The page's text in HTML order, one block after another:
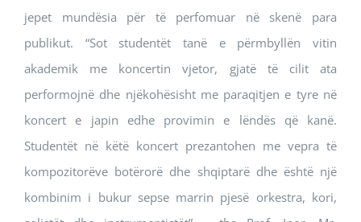
jepet mundësia për të perfomuar në skenë para
publikut. “Sot studentët tanë e përmbyllën vitin
akademik me koncertin vjetor, gjatë të cilit ata
performojnë dhe njëkohësisht me paraqitjen e tyre në
koncert e japin edhe provimin e lëndës që kanë.
Studentët në këtë koncert prezantohen me vepra të
kompozitorëve botërorë dhe shqiptarë dhe është një
kombinim i bukur sepse marrin pjesë orkestra, kori,